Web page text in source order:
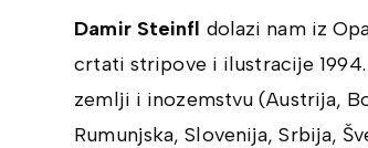
Damir Steinfl dolazi nam iz
crtati stripove i ilustracije
zemlji i inozemstvu (Austrija,
Rumunjska, Slovenija, Srbija,